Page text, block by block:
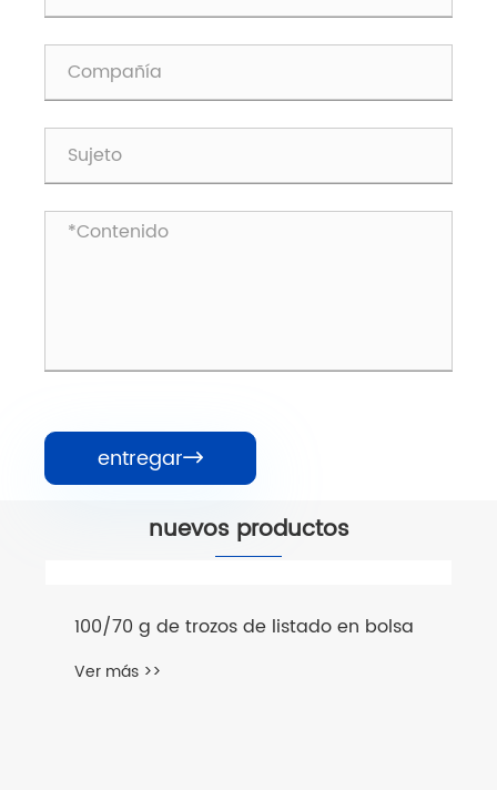
entregar
nuevos productos